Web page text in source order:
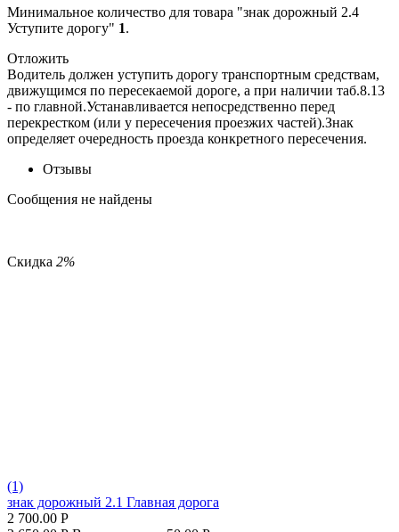
Минимальное количество для товара "знак дорожный 2.4
Уступите дорогу" 1.
Отложить
Водитель должен уступить дорогу транспортным средствам,
движущимся по пересекаемой дороге, а при наличии таб.8.13
- по главной.Устанавливается непосредственно перед
перекрестком (или у пересечения проезжих частей).Знак
определяет очередность проезда конкретного пересечения.
Отзывы
Сообщения не найдены
Скидка 2%
(1)
знак дорожный 2.1 Главная дорога
2 700.00 Р